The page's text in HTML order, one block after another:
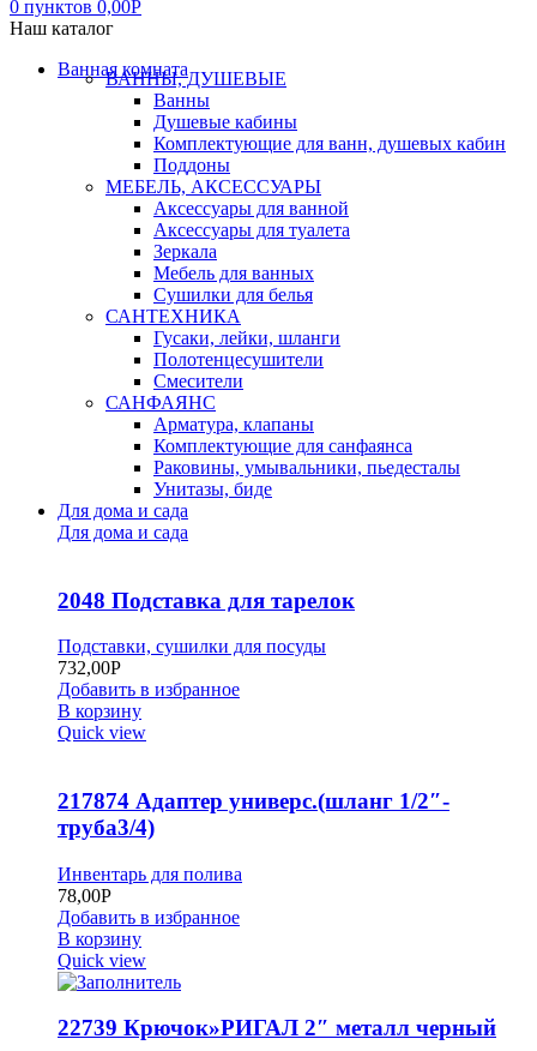
0 пунктов 0,00Р
Наш каталог
Ванная комната
ВАННЫ, ДУШЕВЫЕ
Ванны
Душевые кабины
Комплектующие для ванн, душевых кабин
Поддоны
МЕБЕЛЬ, АКСЕССУАРЫ
Аксессуары для ванной
Аксессуары для туалета
Зеркала
Мебель для ванных
Сушилки для белья
САНТЕХНИКА
Гусаки, лейки, шланги
Полотенцесушители
Смесители
САНФАЯНС
Арматура, клапаны
Комплектующие для санфаянса
Раковины, умывальники, пьедесталы
Унитазы, биде
Для дома и сада
Для дома и сада
2048 Подставка для тарелок
Подставки, сушилки для посуды
732,00Р
Добавить в избранное
В корзину
Quick view
217874 Адаптер универс.(шланг 1/2″-
труба3/4)
Инвентарь для полива
78,00Р
Добавить в избранное
В корзину
Quick view
22739 Крючок»РИГАЛ 2″ металл черный